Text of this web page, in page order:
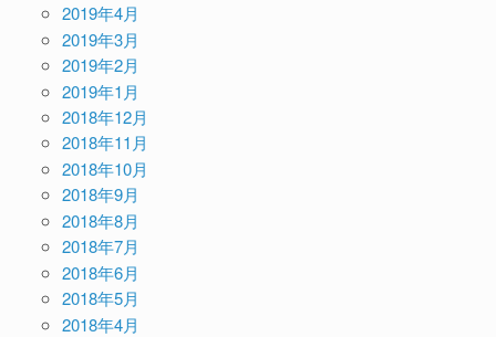
2019年4月
2019年3月
2019年2月
2019年1月
2018年12月
2018年11月
2018年10月
2018年9月
2018年8月
2018年7月
2018年6月
2018年5月
2018年4月